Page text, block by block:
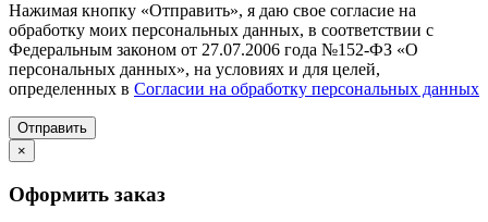
Нажимая кнопку «Отправить», я даю свое согласие на
обработку моих персональных данных, в соответствии с
Федеральным законом от 27.07.2006 года №152-ФЗ «О
персональных данных», на условиях и для целей,
определенных в Согласии на обработку персональных данных
Отправить
×
Оформить заказ